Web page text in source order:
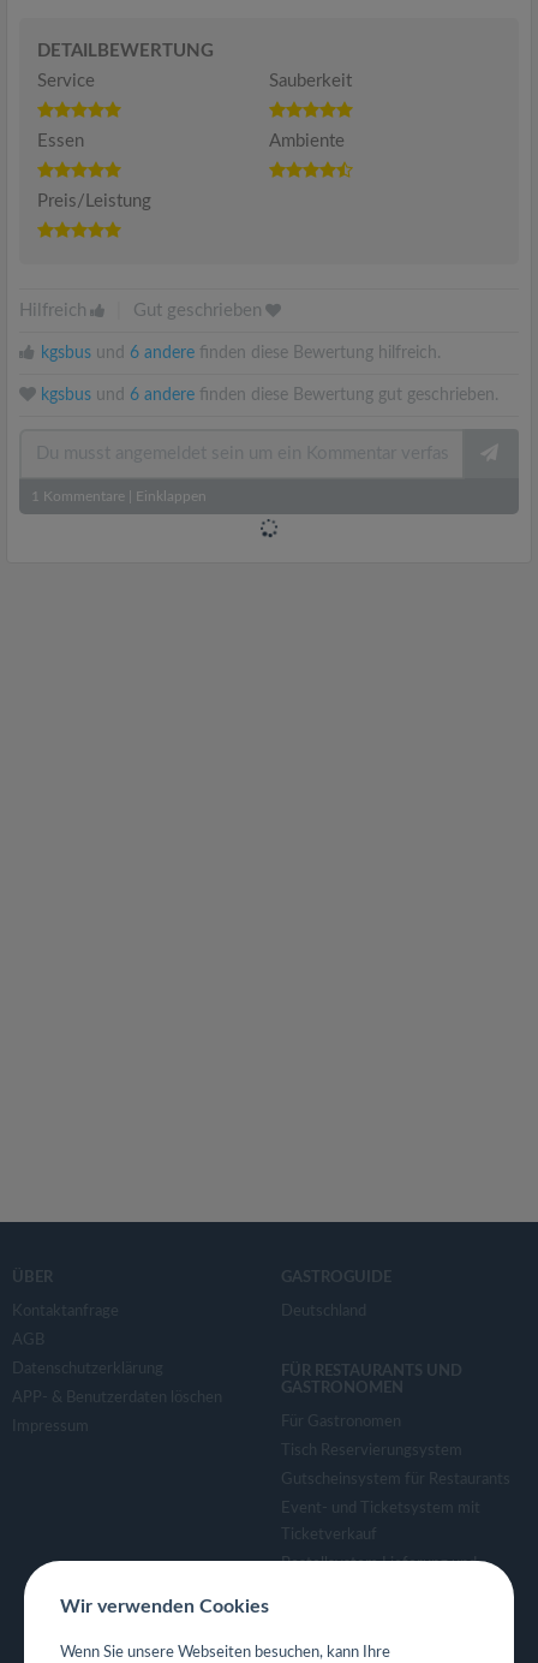
DETAILBEWERTUNG
Service
Sauberkeit
Essen Ambiente
Preis/Leistung
Hilfreich Gut geschrieben
kgsbus und 6 andere finden diese Bewertung hilfreich.
kgsbus und 6 andere finden diese Bewertung gut geschrieben.
1 Kommentare Einklappen
ÜBER
Kontaktanfrage
AGB
Datenschutzerklärung
APP- & Benutzerdaten löschen
Impressum
GASTROGUIDE
Deutschland
FÜR RESTAURANTS UND
GASTRONOMEN
Für Gastronomen
Tisch Reservierungsystem
Gutscheinsystem für Restaurants
Event- und Ticketsystem mit
Ticketverkauf
Bestellsystem Lieferung und
Eigene App für Restaurant
Wir verwenden Cookies
Wenn Sie unsere Webseiten besuchen, kann Ihre